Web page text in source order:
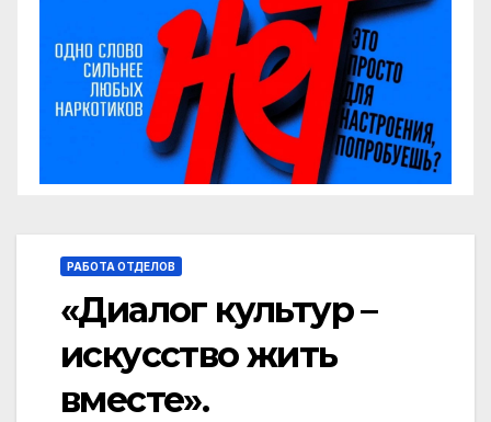
РАБОТА ОТДЕЛОВ
«Диалог культур –
искусство жить
вместе».